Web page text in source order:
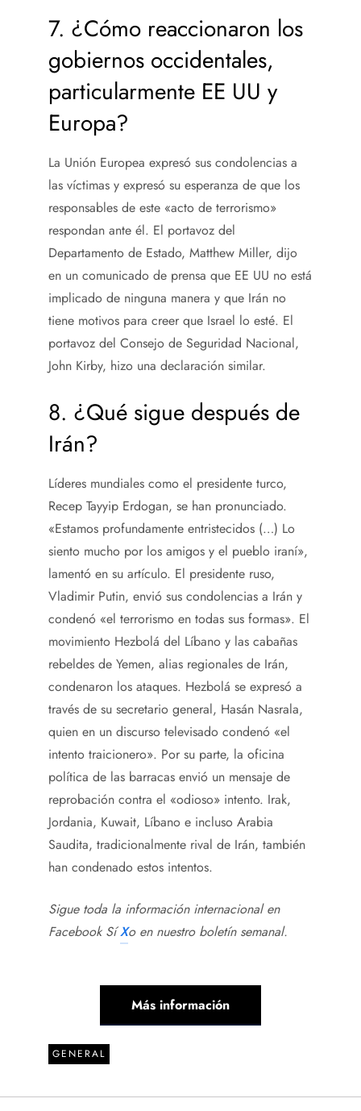
7. ¿Cómo reaccionaron los
gobiernos occidentales,
particularmente EE UU y
Europa?
La Unión Europea expresó sus condolencias a
las víctimas y expresó su esperanza de que los
responsables de este «acto de terrorismo»
respondan ante él. El portavoz del
Departamento de Estado, Matthew Miller, dijo
en un comunicado de prensa que EE UU no está
implicado de ninguna manera y que Irán no
tiene motivos para creer que Israel lo esté. El
portavoz del Consejo de Seguridad Nacional,
John Kirby, hizo una declaración similar.
8. ¿Qué sigue después de
Irán?
Líderes mundiales como el presidente turco,
Recep Tayyip Erdogan, se han pronunciado.
«Estamos profundamente entristecidos (…) Lo
siento mucho por los amigos y el pueblo iraní»,
lamentó en su artículo. El presidente ruso,
Vladimir Putin, envió sus condolencias a Irán y
condenó «el terrorismo en todas sus formas». El
movimiento Hezbolá del Líbano y las cabañas
rebeldes de Yemen, alias regionales de Irán,
condenaron los ataques. Hezbolá se expresó a
través de su secretario general, Hasán Nasrala,
quien en un discurso televisado condenó «el
intento traicionero». Por su parte, la oficina
política de las barracas envió un mensaje de
reprobación contra el «odioso» intento. Irak,
Jordania, Kuwait, Líbano e incluso Arabia
Saudita, tradicionalmente rival de Irán, también
han condenado estos intentos.
Sigue toda la información internacional en
FacebookSíXo en nuestro boletín semanal.
Más información
GENERAL